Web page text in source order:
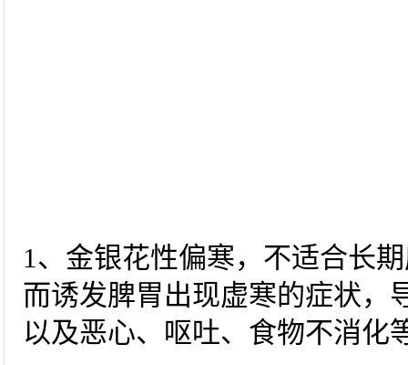
1、金银花性偏寒，不适合长
而诱发脾胃出现虚寒的症状，
以及恶心、呕吐、食物不消化